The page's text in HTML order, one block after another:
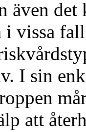
även det
vissa
I sin
att